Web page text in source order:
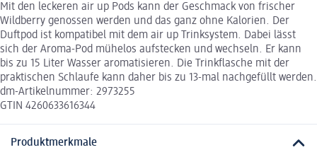
Mit den leckeren air up Pods kann der Geschmack von frischer
Wildberry genossen werden und das ganz ohne Kalorien. Der
Duftpod ist kompatibel mit dem air up Trinksystem. Dabei lässt
sich der Aroma-Pod mühelos aufstecken und wechseln. Er kann
bis zu 15 Liter Wasser aromatisieren. Die Trinkflasche mit der
praktischen Schlaufe kann daher bis zu 13-mal nachgefüllt werden.
dm-Artikelnummer: 2973255
GTIN 4260633616344
Produktmerkmale